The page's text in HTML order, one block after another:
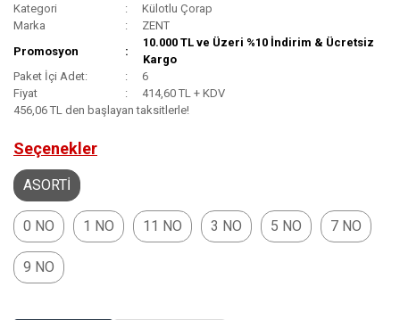
Kategori
Külotlu Çorap
Marka
ZENT
Promosyon
10.000 TL ve Üzeri %10 İndirim & Ücretsiz
Kargo
Paket İçi Adet:
6
Fiyat
414,60 TL + KDV
456,06 TL den başlayan taksitlerle!
Seçenekler
ASORTİ
0 NO 1 NO 11 NO 3 NO 5 NO 7 NO
9 NO